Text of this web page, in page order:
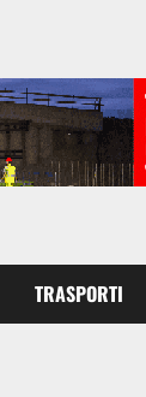
TRASPORTI